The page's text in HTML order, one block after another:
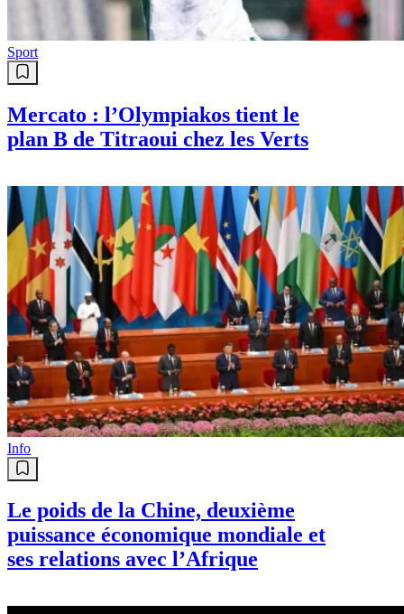
Sport
Mercato : l’Olympiakos tient le
plan B de Titraoui chez les Verts
Info
Le poids de la Chine, deuxième
puissance économique mondiale et
ses relations avec l’Afrique